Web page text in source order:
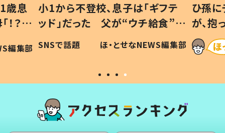
歳息
？」
編集部
小1から不登校、息子は「ギフテ
ッド」だった 父が“ウチ給食”を
作り続ける理由とは #令和の親
#令和の子
SNSで話題 ほ・とせなNEWS編集部
ひ孫
が、
「涙が
い」